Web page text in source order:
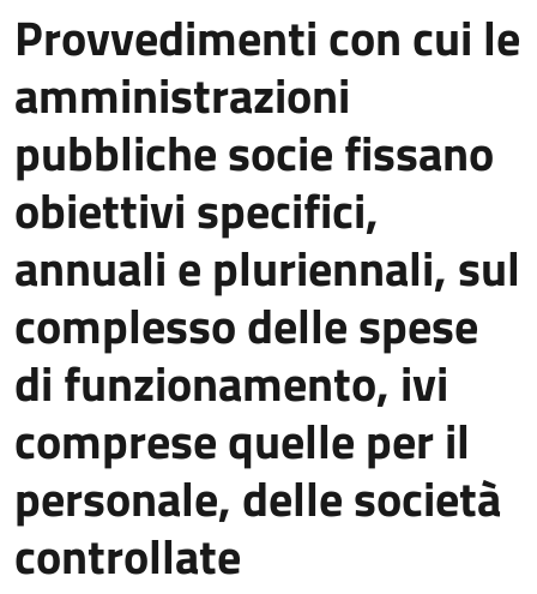
Provvedimenti con cui le
amministrazioni
pubbliche socie fissano
obiettivi specifici,
annuali e pluriennali, sul
complesso delle spese
di funzionamento, ivi
comprese quelle per il
personale, delle società
controllate